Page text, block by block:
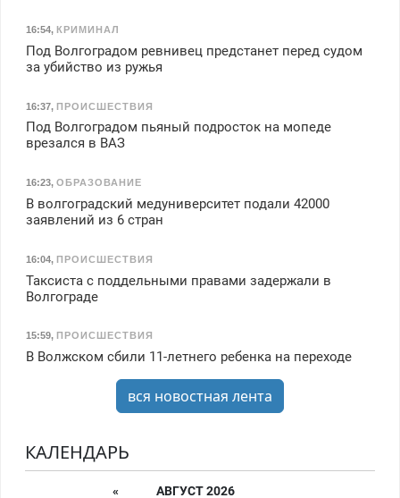
16:54, КРИМИНАЛ
Под Волгоградом ревнивец предстанет перед судом
за убийство из ружья
16:37, ПРОИСШЕСТВИЯ
Под Волгоградом пьяный подросток на мопеде
врезался в ВАЗ
16:23, ОБРАЗОВАНИЕ
В волгоградский медуниверситет подали 42000
заявлений из 6 стран
16:04, ПРОИСШЕСТВИЯ
Таксиста с поддельными правами задержали в
Волгограде
15:59, ПРОИСШЕСТВИЯ
В Волжском сбили 11-летнего ребенка на переходе
вся новостная лента
КАЛЕНДАРЬ
« АВГУСТ 2026